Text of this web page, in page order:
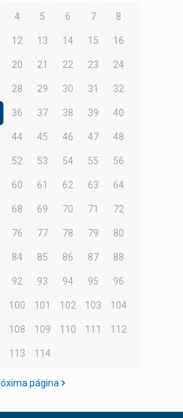
4 5 6 7 8
12 13 14 15 16
20 21 22 23 24
28 29 30 31 32
36 37 38 39 40
44 45 46 47 48
52 53 54 55 56
60 61 62 63 64
68 69 70 71 72
76 77 78 79 80
84 85 86 87 88
92 93 94 95 96
100 101 102 103 104
108 109 110 111 112
113 114
página